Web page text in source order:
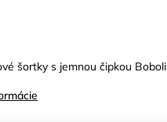
šortky s jemnou čipkou Boboli